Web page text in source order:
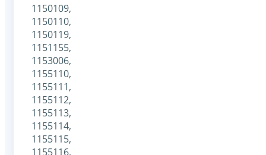
1150109,
1150110,
1150119,
1151155,
1153006,
1155110,
1155111,
1155112,
1155113,
1155114,
1155115,
1155116,